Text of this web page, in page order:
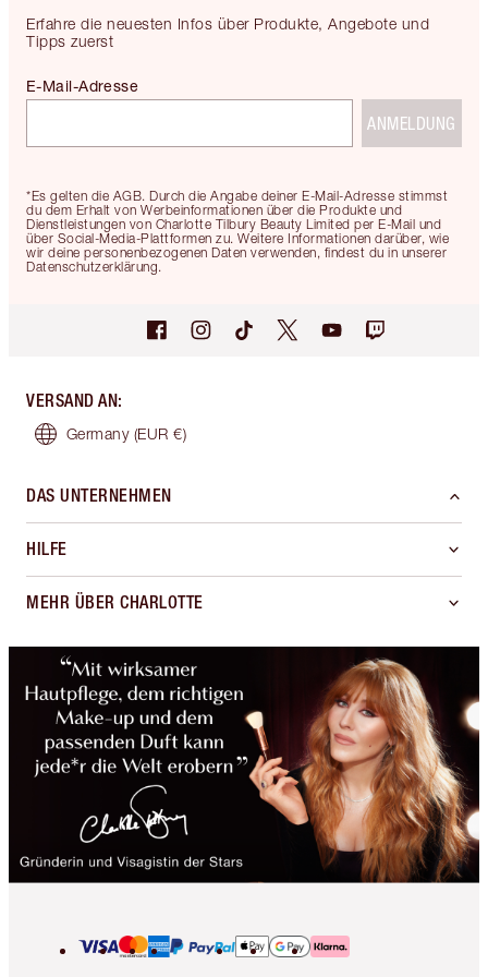
Erfahre die neuesten Infos über Produkte, Angebote und
Tipps zuerst
*Es gelten die AGB. Durch die Angabe deiner E-Mail-Adresse stimmst
du dem Erhalt von Werbeinformationen über die Produkte und
Dienstleistungen von Charlotte Tilbury Beauty Limited per E-Mail und
über Social-Media-Plattformen zu. Weitere Informationen darüber, wie
wir deine personenbezogenen Daten verwenden, findest du in unserer
Datenschutzerklärung.
E-Mail-Adresse
ANMELDUNG
VERSAND AN:
Germany (EUR €)
DAS UNTERNEHMEN
HILFE
MEHR ÜBER CHARLOTTE